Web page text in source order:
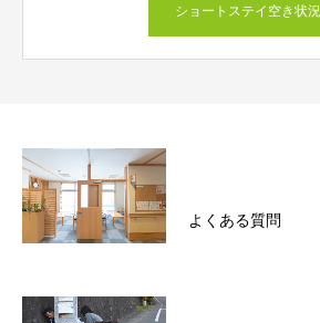
ショートステイ空き状況
よくある質問